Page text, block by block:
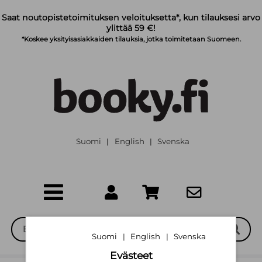
Saat noutopistetoimituksen veloituksetta*, kun tilauksesi arvo
ylittää 59 €!
*Koskee yksityisasiakkaiden tilauksia, jotka toimitetaan Suomeen.
Suomi | English | Svenska
Suomi | English | Svenska
Evästeet